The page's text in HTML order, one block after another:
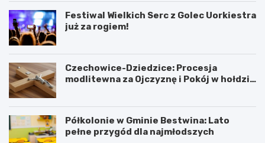
Festiwal Wielkich Serc z Golec Uorkiestra
już za rogiem!
Czechowice-Dziedzice: Procesja
modlitewna za Ojczyznę i Pokój w hołdzie
Półkolonie w Gminie Bestwina: Lato
pełne przygód dla najmłodszych